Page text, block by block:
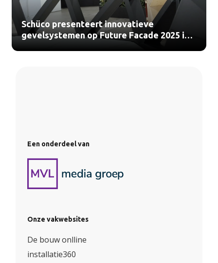
Schüco presenteert innovatieve
gevelsystemen op Future Facade 2025 in
Utrecht (video)
Een onderdeel van
Onze vakwebsites
De bouw onlline
installatie360